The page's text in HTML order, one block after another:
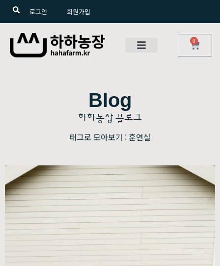
로그인 회원가입
0
Blog
하하농장 블로그
태그로 모아보기 : 훈연실